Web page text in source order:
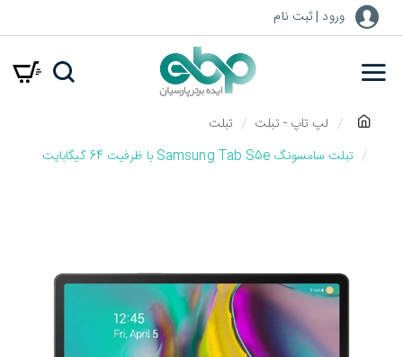
ورود | ثبت نام
o
لپ تاپ - تبلت
تبلت
تبلت سامسونگ Samsung Tab S5e با ظرفیت 64 گیگابایت